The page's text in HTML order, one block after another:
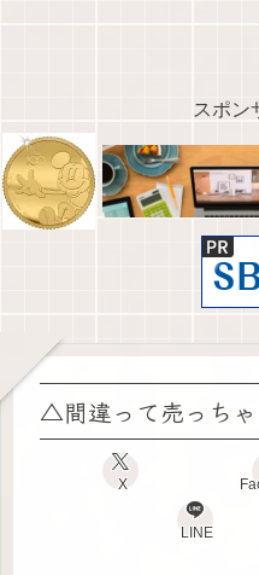
スポン
△間違って売っち
X
LINE